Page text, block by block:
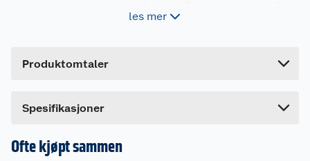
stå lenge. Meget fin som snittblomst.
les mer
Produktomtaler
Spesifikasjoner
Ofte kjøpt sammen